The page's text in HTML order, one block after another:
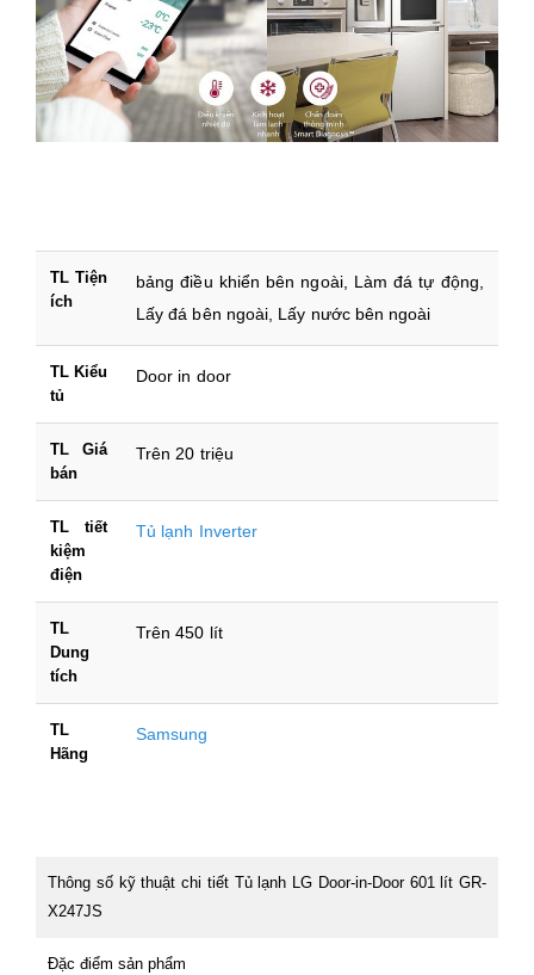
TL Tiện
ích
bảng điều khiển bên ngoài, Làm đá tự động,
Lấy đá bên ngoài, Lấy nước bên ngoài
TL Kiểu
tủ
Door in door
TL Giá
bán
Trên 20 triệu
TL tiết
kiệm
điện
Tủ lạnh Inverter
TL
Dung
tích
Trên 450 lít
TL
Hãng
Samsung
Thông số kỹ thuật chi tiết Tủ lạnh LG Door-in-Door 601 lít GR-
X247JS
Đặc điểm sản phẩm